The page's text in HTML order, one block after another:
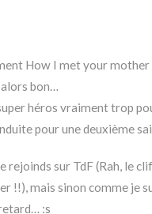
How I met your mother
bon…
héros vraiment trop
pour une deuxième
rejoinds sur TdF (Rah, le
!!), mais sinon comme je
:s